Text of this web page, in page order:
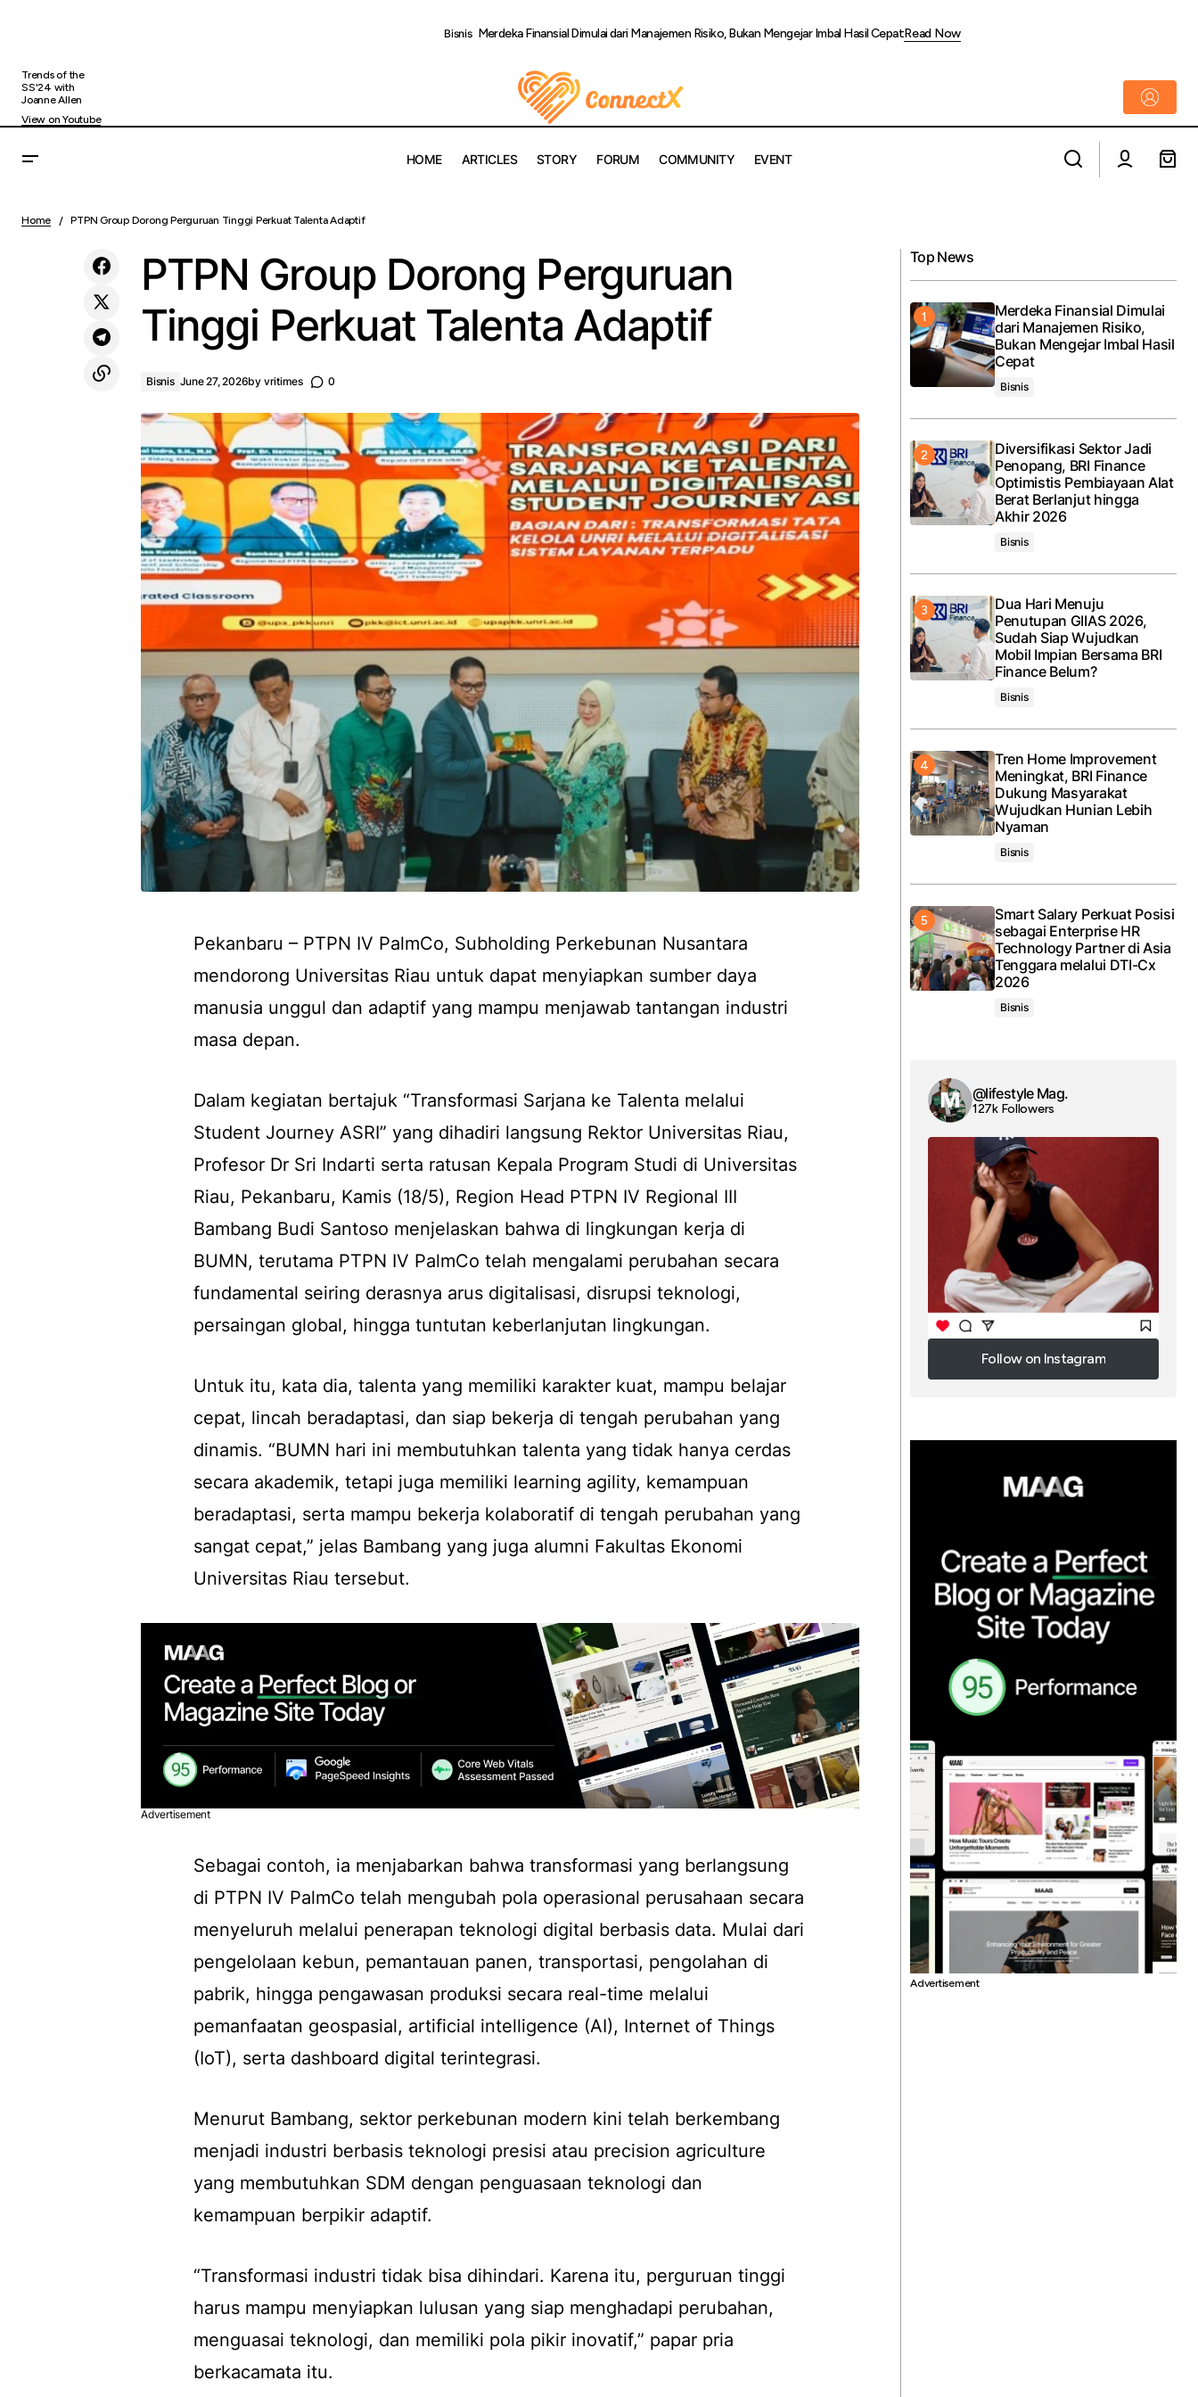
Bisnis Merdeka Finansial Dimulai dari Manajemen Risiko, Bukan Mengejar Imbal Hasil CepatRead Now
Trends of the
SS'24 with
Joanne Allen
View on Youtube
HOME ARTICLES STORY FORUM COMMUNITY EVENT
Tempat Menyimpan Uang untuk Dana
Kerja Lokal
Home PTPN Group Dorong Perguruan Tinggi Perkuat Talenta Adaptif
PTPN Group Dorong Perguruan
Tinggi Perkuat Talenta Adaptif
Bisnis June 27, 2026by vritimes 0
Pekanbaru – PTPN IV PalmCo, Subholding Perkebunan Nusantara
mendorong Universitas Riau untuk dapat menyiapkan sumber daya
manusia unggul dan adaptif yang mampu menjawab tantangan industri
masa depan.
Dalam kegiatan bertajuk “Transformasi Sarjana ke Talenta melalui
Student Journey ASRI” yang dihadiri langsung Rektor Universitas Riau,
Profesor Dr Sri Indarti serta ratusan Kepala Program Studi di Universitas
Riau, Pekanbaru, Kamis (18/5), Region Head PTPN IV Regional III
Bambang Budi Santoso menjelaskan bahwa di lingkungan kerja di
BUMN, terutama PTPN IV PalmCo telah mengalami perubahan secara
fundamental seiring derasnya arus digitalisasi, disrupsi teknologi,
persaingan global, hingga tuntutan keberlanjutan lingkungan.
Untuk itu, kata dia, talenta yang memiliki karakter kuat, mampu belajar
cepat, lincah beradaptasi, dan siap bekerja di tengah perubahan yang
dinamis. “BUMN hari ini membutuhkan talenta yang tidak hanya cerdas
secara akademik, tetapi juga memiliki learning agility, kemampuan
beradaptasi, serta mampu bekerja kolaboratif di tengah perubahan yang
sangat cepat,” jelas Bambang yang juga alumni Fakultas Ekonomi
Universitas Riau tersebut.
Advertisement
Sebagai contoh, ia menjabarkan bahwa transformasi yang berlangsung
di PTPN IV PalmCo telah mengubah pola operasional perusahaan secara
menyeluruh melalui penerapan teknologi digital berbasis data. Mulai dari
pengelolaan kebun, pemantauan panen, transportasi, pengolahan di
pabrik, hingga pengawasan produksi secara real-time melalui
pemanfaatan geospasial, artificial intelligence (AI), Internet of Things
(IoT), serta dashboard digital terintegrasi.
Menurut Bambang, sektor perkebunan modern kini telah berkembang
menjadi industri berbasis teknologi presisi atau precision agriculture
yang membutuhkan SDM dengan penguasaan teknologi dan
kemampuan berpikir adaptif.
“Transformasi industri tidak bisa dihindari. Karena itu, perguruan tinggi
harus mampu menyiapkan lulusan yang siap menghadapi perubahan,
menguasai teknologi, dan memiliki pola pikir inovatif,” papar pria
berkacamata itu.
Top News
Merdeka Finansial Dimulai
dari Manajemen Risiko,
Bukan Mengejar Imbal Hasil
Cepat
Bisnis
Diversifikasi Sektor Jadi
Penopang, BRI Finance
Optimistis Pembiayaan Alat
Berat Berlanjut hingga
Akhir 2026
Bisnis
Dua Hari Menuju
Penutupan GIIAS 2026,
Sudah Siap Wujudkan
Mobil Impian Bersama BRI
Finance Belum?
Bisnis
Tren Home Improvement
Meningkat, BRI Finance
Dukung Masyarakat
Wujudkan Hunian Lebih
Nyaman
Bisnis
Smart Salary Perkuat Posisi
sebagai Enterprise HR
Technology Partner di Asia
Tenggara melalui DTI-Cx
2026
Bisnis
@lifestyle Mag.
127k Followers
Follow on Instagram
Follow on Instagram
Advertisement